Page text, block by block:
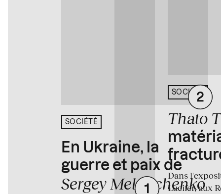
SOCIÉTÉ
En Ukraine, la
guerre et paix de
Sergey Melnitchenko
SOCIÉTÉ
Thato
Dans
Lucifer, aux